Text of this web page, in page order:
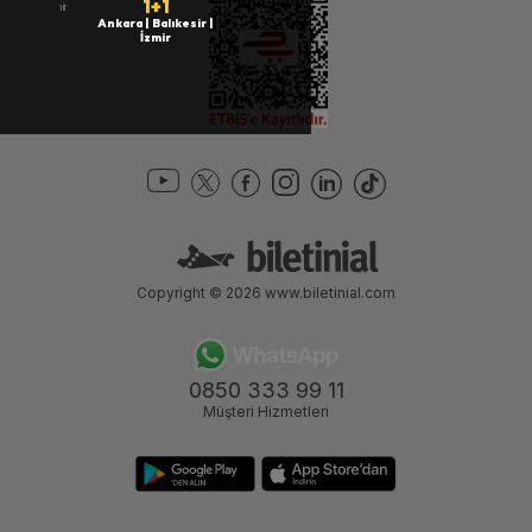
1+1
Ankara | Balıkesir |
İzmir
| İzmir
0850 333 99 11
Müşteri Hizmetleri
Copyright © 2026 www.biletinial.com